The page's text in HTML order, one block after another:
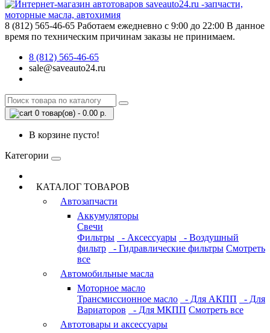
8 (812) 565-46-65 Работаем ежедневно с 9:00 до 22:00 В данное
время по техническим причинам заказы не принимаем.
8 (812) 565-46-65
sale@saveauto24.ru
0 товар(ов) - 0.00 р.
В корзине пусто!
Категории
КАТАЛОГ ТОВАРОВ
Автозапчасти
Аккумуляторы
Свечи
Фильтры
- Аксессуары
- Воздушный
фильтр
- Гидравлические фильтры Смотреть
все
Автомобильные масла
Моторное масло
Трансмиссионное масло
- Для АКПП
- Для
Вариаторов
- Для МКПП Смотреть все
Автотовары и аксессуары